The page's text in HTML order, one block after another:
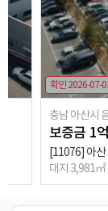
확인 2026-07-
충남 아산시
보증금 1억
[11076] 아산
대지 3,981㎡
상담완료